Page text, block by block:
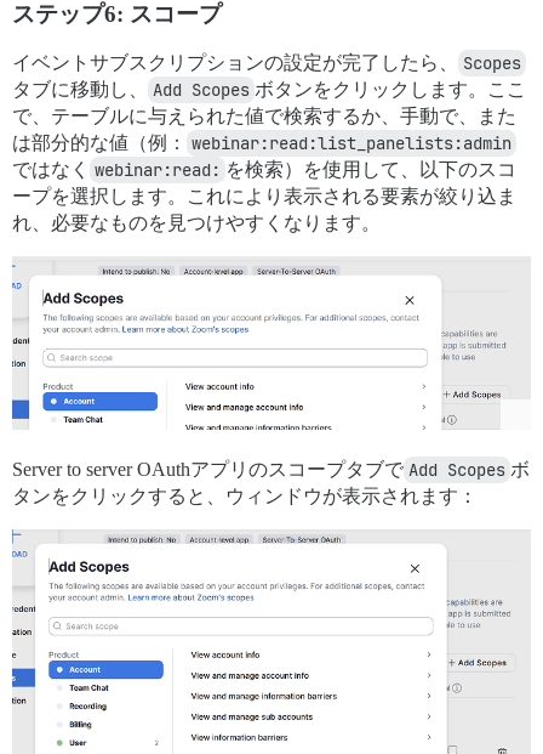
ステップ6: スコープ
イベントサブスクリプションの設定が完了したら、 Scopes
タブに移動し、 Add Scopes ボタンをクリックします。ここ
で、テーブルに与えられた値で検索するか、手動で、また
は部分的な値（例：
webinar:read:list_panelists:admin
ではなく webinar:read: を検索）を使用して、以下のスコ
ープを選択します。これにより表示される要素が絞り込ま
れ、必要なものを見つけやすくなります。
Server to server OAuthアプリのスコープタブで Add Scopes ボ
タンをクリックすると、ウィンドウが表示されます：